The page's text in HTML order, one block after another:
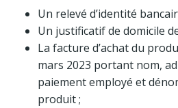
Un relevé d’identité
Un justificatif de domicile
La facture d’achat du
mars 2023 portant nom,
paiement employé et
produit ;